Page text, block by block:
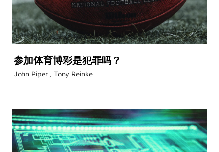
参加体育博彩是犯罪吗？
John Piper , Tony Reinke